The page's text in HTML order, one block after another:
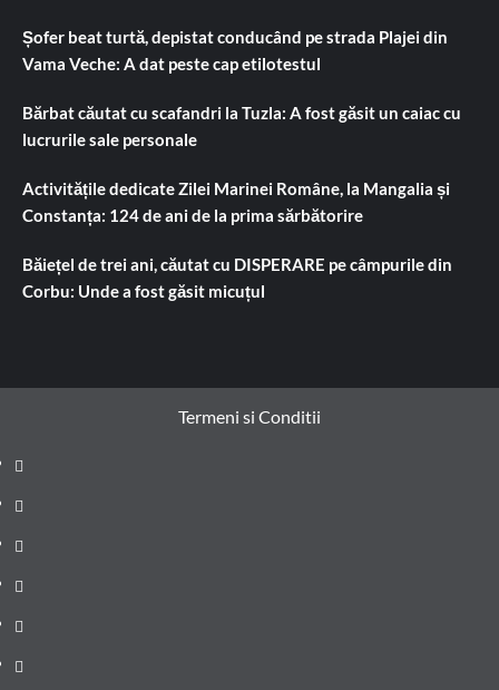
Șofer beat turtă, depistat conducând pe strada Plajei din
Vama Veche: A dat peste cap etilotestul
Bărbat căutat cu scafandri la Tuzla: A fost găsit un caiac cu
lucrurile sale personale
Activitățile dedicate Zilei Marinei Române, la Mangalia și
Constanța: 124 de ani de la prima sărbătorire
Băiețel de trei ani, căutat cu DISPERARE pe câmpurile din
Corbu: Unde a fost găsit micuțul
Termeni si Conditii
Prima
pagină
Știri
de
ultima
Administrație
locală
Actualitate
Justiție
Cultura